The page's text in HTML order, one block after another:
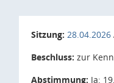
Sitzung: 28.04.2026
Beschluss: zur
Abstimmung: Ja: